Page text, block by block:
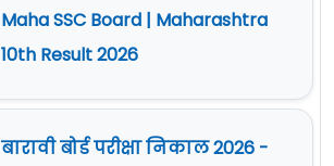
Maha SSC Board | Maharashtra
10th Result 2026
बारावी बोर्ड परीक्षा निकाल 2026 -